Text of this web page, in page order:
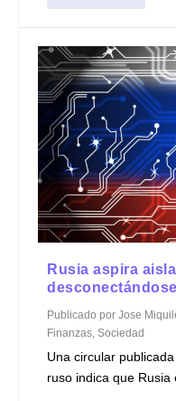
Rusia aspira
Publicado porJose
Finanzas,Sociedad
Una circular
ruso indica que